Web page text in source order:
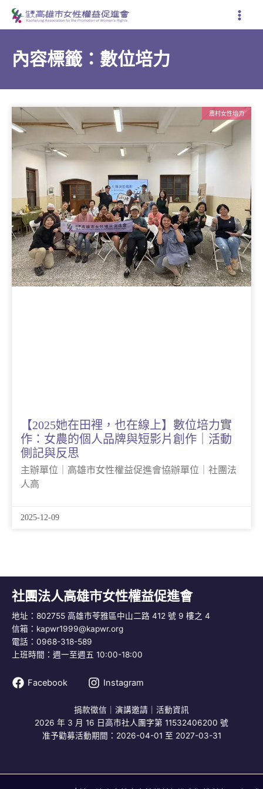
主
內容標籤：數位培力
農村女性培力
【2025她在田裡，也在線上】數位培力實
作：女農的個人品牌與短影片創作｜活動
側記與反思
主辦單位｜高雄市女性權益促進會協辦單位｜社團法
人高
2025-12-09
社團法人高雄市女性權益促進會
地址：802755 高雄市苓雅區中山二路 412 號 9 樓之 4
信箱： kapwr1999@kapwr.org
電話：0968-318-589
上班時間：週一至週五 10:00-18:00
Facebook Instagram
捐款徵信 演講邀請
活動資訊
2026 年 3 月 16 日高市社人團字第 11532406200 號
准予勸募活動期間：2026-04-01 至 2027-03-31